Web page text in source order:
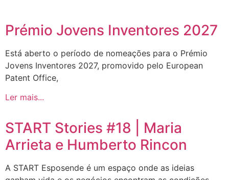
Prémio Jovens Inventores 2027
Está aberto o período de nomeações para o Prémio
Jovens Inventores 2027, promovido pelo European
Patent Office,
Ler mais...
START Stories #18 | Maria
Arrieta e Humberto Rincon
A START Esposende é um espaço onde as ideias